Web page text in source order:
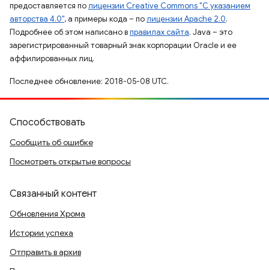
предоставляется полицензии Creative Commons "С указанием
авторства 4.0", а примеры кода – полицензии Apache 2.0.
Подробнее об этом написано вправилах сайта. Java – это
зарегистрированный товарный знак корпорации Oracle и ее
аффилированных лиц.
Последнее обновление: 2018-05-08 UTC.
Способствовать
Сообщить об ошибке
Посмотреть открытые вопросы
Связанный контент
Обновления Хрома
Истории успеха
Отправить в архив